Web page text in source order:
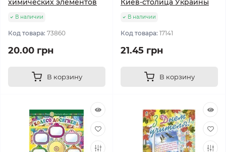
химических элементов
В наличии
Код товара: 73860
20.00 грн
В корзину
Киев-столица Украины
В наличии
Код товара: 17141
21.45 грн
В корзину